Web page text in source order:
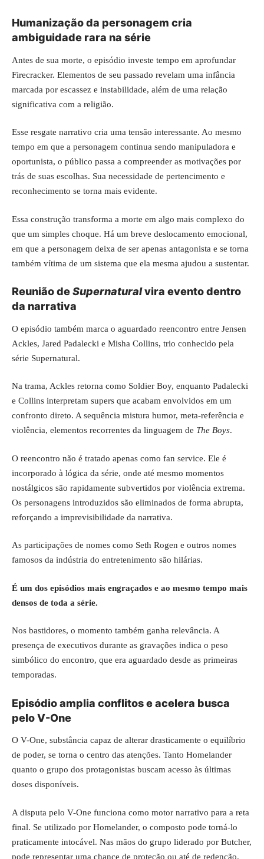
Humanização da personagem cria
ambiguidade rara na série
Antes de sua morte, o episódio investe tempo em aprofundar
Firecracker. Elementos de seu passado revelam uma infância
marcada por escassez e instabilidade, além de uma relação
significativa com a religião.
Esse resgate narrativo cria uma tensão interessante. Ao mesmo
tempo em que a personagem continua sendo manipuladora e
oportunista, o público passa a compreender as motivações por
trás de suas escolhas. Sua necessidade de pertencimento e
reconhecimento se torna mais evidente.
Essa construção transforma a morte em algo mais complexo do
que um simples choque. Há um breve deslocamento emocional,
em que a personagem deixa de ser apenas antagonista e se torna
também vítima de um sistema que ela mesma ajudou a sustentar.
Reunião deSupernaturalvira evento dentro
da narrativa
O episódio também marca o aguardado reencontro entre Jensen
Ackles, Jared Padalecki e Misha Collins, trio conhecido pela
série Supernatural.
Na trama, Ackles retorna como Soldier Boy, enquanto Padalecki
e Collins interpretam supers que acabam envolvidos em um
confronto direto. A sequência mistura humor, meta-referência e
violência, elementos recorrentes da linguagem de The Boys.
O reencontro não é tratado apenas como fan service. Ele é
incorporado à lógica da série, onde até mesmo momentos
nostálgicos são rapidamente subvertidos por violência extrema.
Os personagens introduzidos são eliminados de forma abrupta,
reforçando a imprevisibilidade da narrativa.
As participações de nomes como Seth Rogen e outros nomes
famosos da indústria do entretenimento são hilárias.
É um dos episódios mais engraçados e ao mesmo tempo mais
densos de toda a série.
Nos bastidores, o momento também ganha relevância. A
presença de executivos durante as gravações indica o peso
simbólico do encontro, que era aguardado desde as primeiras
temporadas.
Episódio amplia conflitos e acelera busca
pelo V-One
O V-One, substância capaz de alterar drasticamente o equilíbrio
de poder, se torna o centro das atenções. Tanto Homelander
quanto o grupo dos protagonistas buscam acesso às últimas
doses disponíveis.
A disputa pelo V-One funciona como motor narrativo para a reta
final. Se utilizado por Homelander, o composto pode torná-lo
praticamente intocável. Nas mãos do grupo liderado por Butcher,
pode representar uma chance de proteção ou até de redenção.